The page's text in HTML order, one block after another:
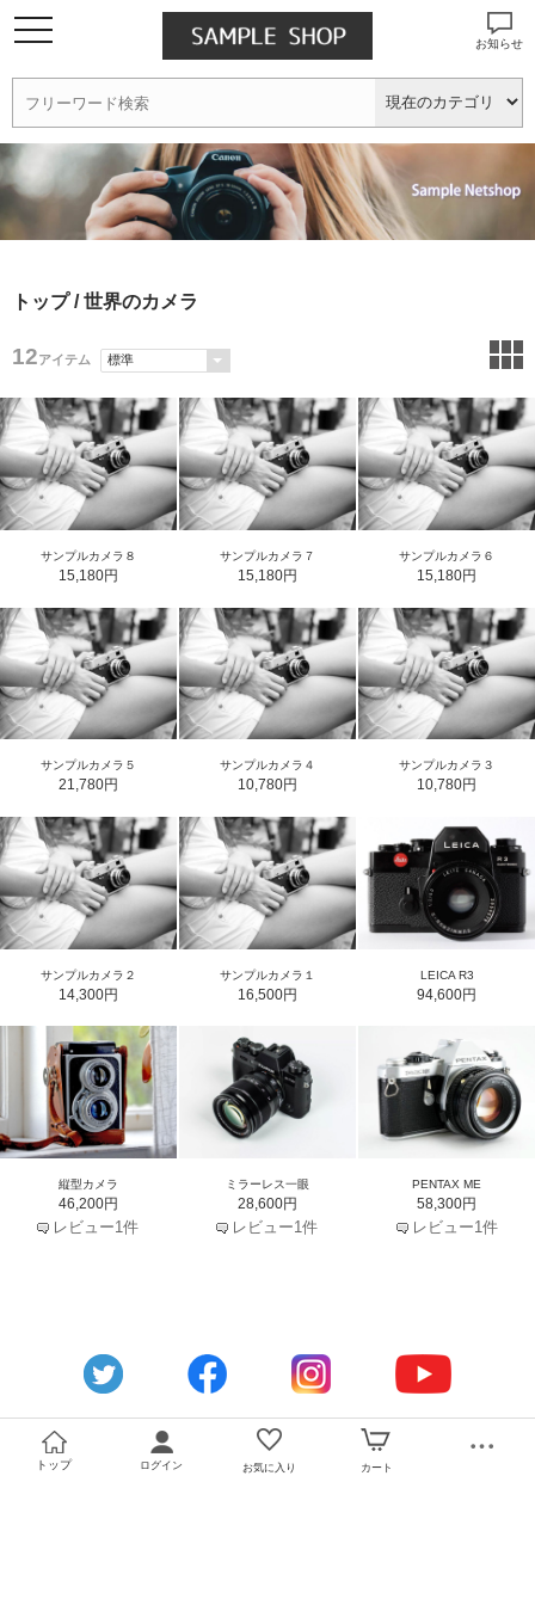
お知らせ
トップ/ 世界のカメラ
12アイテム
サンプルカメラ８
15,180円
サンプルカメラ７
15,180円
サンプルカメラ６
15,180円
サンプルカメラ５
21,780円
サンプルカメラ４
10,780円
サンプルカメラ３
10,780円
サンプルカメラ２
14,300円
サンプルカメラ１
16,500円
LEICA R3
94,600円
縦型カメラ
46,200円
レビュー1件
ミラーレス一眼
28,600円
レビュー1件
PENTAX ME
58,300円
レビュー1件
トップ ログイン お気に入り カート